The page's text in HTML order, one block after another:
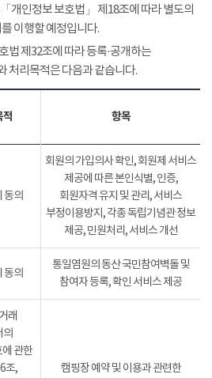
개인정보 보호법」 제18조에 따라 별도의
이행할 예정입니다.
법 제32조에 따라 등록·공개하는
처리목적은 다음과 같습니다.
적 항목
동의
회원의 가입의사 확인, 회원제 서비스
제공에 따른 본인식별, 인증,
회원자격 유지 및 관리, 서비스
부정이용방지, 각종 독립기념관 정보
제공, 민원처리, 서비스 개선
동의
통일염원의 동산 국민참여벽돌 및
참여자 등록, 확인 서비스 제공
래
의
관한
조,
캠핑장 예약 및 이용과 관련한